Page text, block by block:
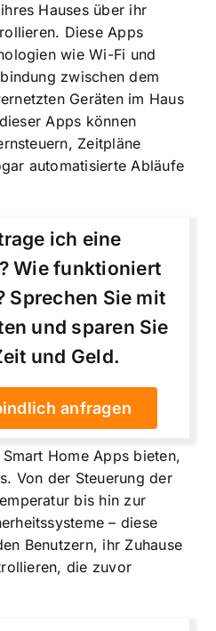
Hauses über ihr
Diese Apps
wie Wi-Fi und
zwischen dem
Geräten im Haus
Apps können
Zeitpläne
automatisierte Abläufe
ich eine
Wie funktioniert
Sprechen Sie mit
und sparen Sie
und Geld.
anfragen
Home Apps bieten,
Von der Steuerung der
bis hin zur
– diese
Benutzern, ihr Zuhause
die zuvor